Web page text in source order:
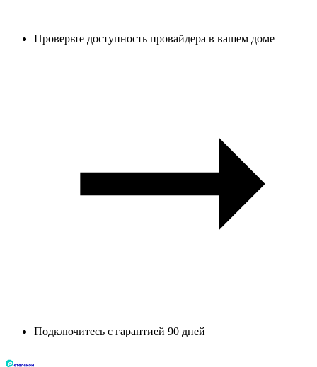
Проверьте доступность провайдера в вашем доме
Подключитесь с гарантией 90 дней